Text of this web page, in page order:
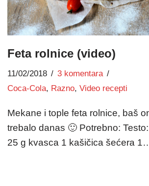
Feta rolnice (video)
11/02/2018
3 komentara
Coca-Cola, Razno, Video recepti
Mekane i tople feta rolnice, baš
trebalo danas 🙂 Potrebno:
25 g kvasca 1 kašičica šećera